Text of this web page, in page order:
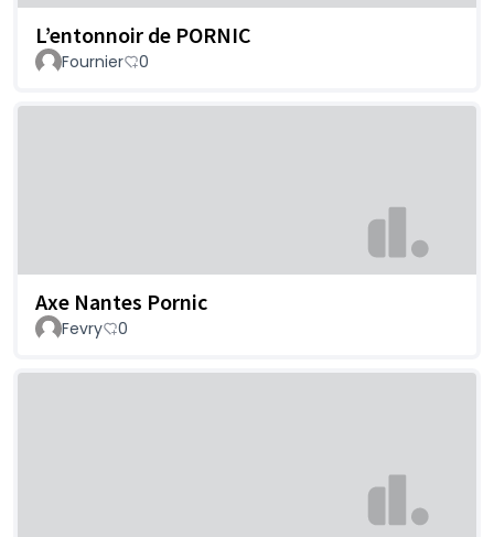
L’entonnoir de PORNIC
Fournier 0
Axe Nantes Pornic
Fevry 0